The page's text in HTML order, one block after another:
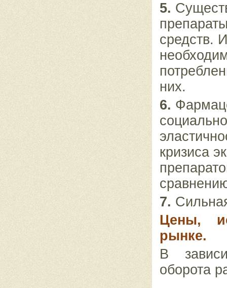
5.
средств.
них.
6.
кризиса
7.
Цены,
рынке.
В
оборота